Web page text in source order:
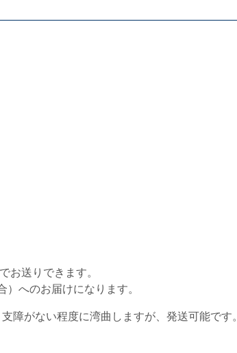
でお送りできます。
へのお届けになります。
障がない程度に湾曲しますが、発送可能です。